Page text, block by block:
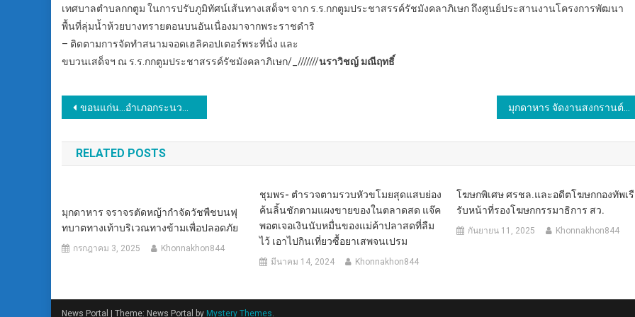
เทศบาลตำบลกกตูม ในการปรับภูมิทัศน์เส้นทางเสด็จฯ จาก ร.ร.กกตูมประชาสรรค์รัชมังคลาภิเษก ถึงศูนย์ประสานงานโครงการพัฒนา
พื้นที่ลุ่มน้ำห้วยบางทรายตอนบนอันเนื่องมาจากพระราชดำริ
– ติดตามการจัดทำสนามจอดเฮลิคอปเตอร์พระที่นั่ง และ
ขบวนเสด็จฯ ณ ร.ร.กกตูมประชาสรรค์รัชมังคลาภิเษก/_///////นราวิชญ์ มณีฤทธิ์
แนะแนว
เรื่อง
ขอนแก่น…อำเภอกระนวน เตรียมความพร้อมกิจกรรม ประกวด TO BE NUMBER ONE จังหวัดขอนแก่น เพื่ิอนำสู่การแก้ไขปัญหายาเสพติดทุกมิติ
RELATED POSTS
มุกดาหาร จราจรตัดหญ้ากำจัดวัชพืชบนฟุ
ทบาตทางเท้าบริเวณทางข้ามเพื่อปลอดภัย
กรกฎาคม 3, 2025 Khonnakhon844
ชุมพร- ตำรวจตามรวบหัวขโมยสุดแสบย่อง
ค้นลิ้นชักตามแผงขายของในตลาดสด แจ๊ค
พอตเจอเงินนับหมื่นของแม่ค้าปลาสดที่ลืม
ไว้ เอาไปกินเที่ยวซื้อยาเสพจนเปรม
มีนาคม 14, 2024 Khonnakhon844
โฆษกพิเศษ ศรชล.และอดีตโฆษกกองทัพเ
รับหน้าที่รองโฆษกกรรมาธิการ สว.
กันยายน 11, 2025 Khonnakhon844
News Portal | Theme: News Portal by Mystery Themes